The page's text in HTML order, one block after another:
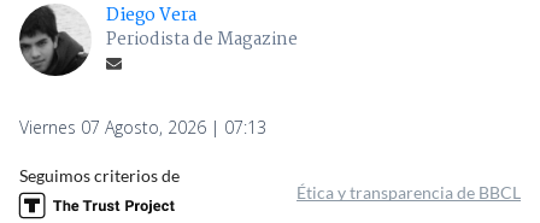
Diego Vera
Periodista de Magazine
Viernes 07 Agosto, 2026 | 07:13
Seguimos criterios de
Ética y transparencia de BBCL